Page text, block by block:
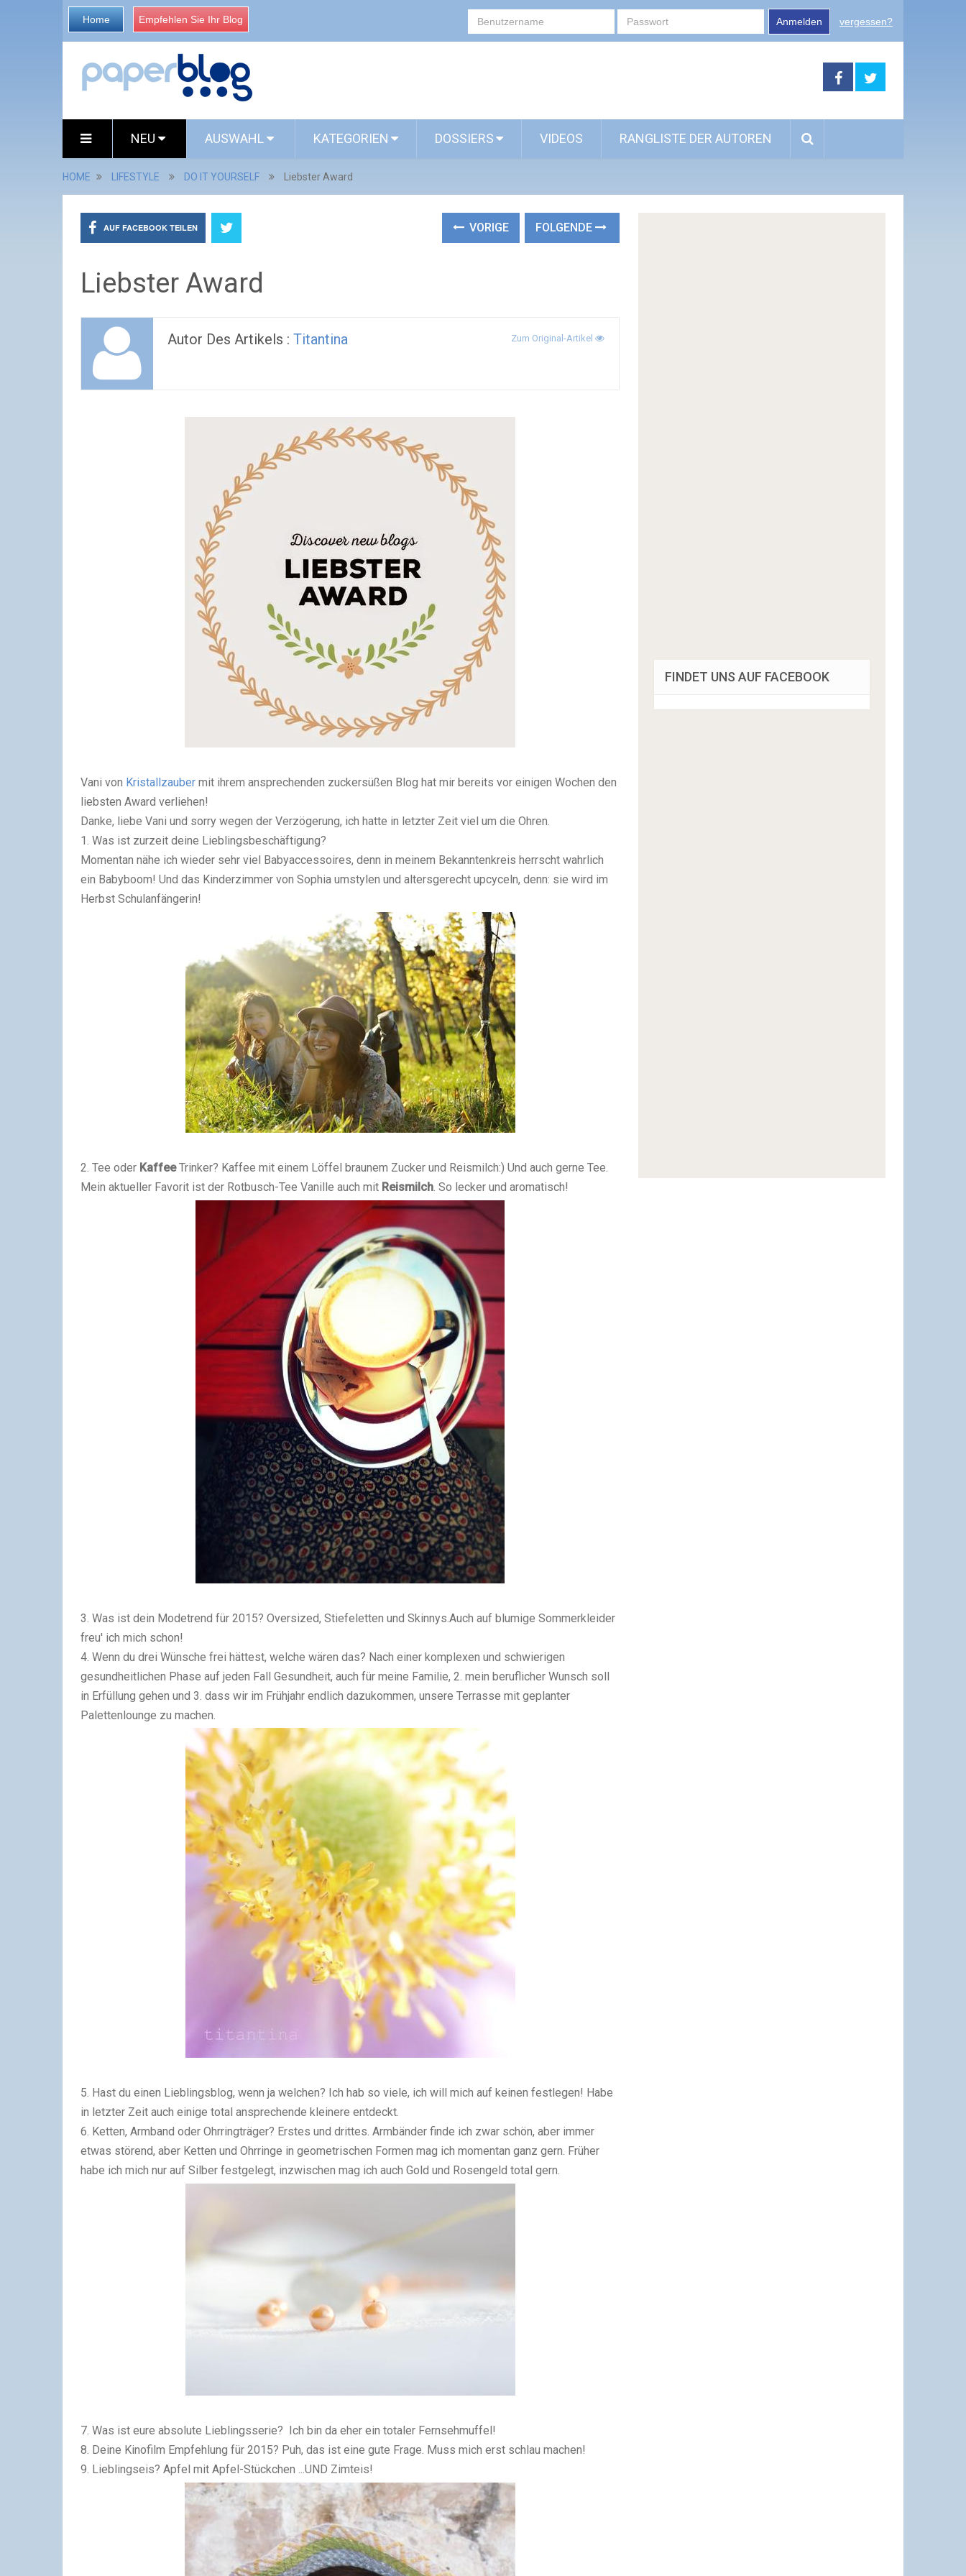
Home Empfehlen Sie Ihr Blog Anmelden vergessen?
NEU AUSWAHL KATEGORIEN DOSSIERS VIDEOS RANGLISTE DER AUTOREN
HOME LIFESTYLE DO IT YOURSELF Liebster Award
AUF FACEBOOK TEILEN VORIGE FOLGENDE
Liebster Award
Autor Des Artikels : Titantina Zum Original-Artikel
Vani von Kristallzauber mit ihrem ansprechenden zuckersüßen Blog hat mir bereits vor einigen Wochen den
liebsten Award verliehen!
Danke, liebe Vani und sorry wegen der Verzögerung, ich hatte in letzter Zeit viel um die Ohren.
1. Was ist zurzeit deine Lieblingsbeschäftigung?
Momentan nähe ich wieder sehr viel Babyaccessoires, denn in meinem Bekanntenkreis herrscht wahrlich
ein Babyboom! Und das Kinderzimmer von Sophia umstylen und altersgerecht upcyceln, denn: sie wird im
Herbst Schulanfängerin!
2. Tee oder KaffeeTrinker? Kaffee mit einem Löffel braunem Zucker und Reismilch:) Und auch gerne Tee.
Mein aktueller Favorit ist der Rotbusch-Tee Vanille auch mit Reismilch . So lecker und aromatisch!
3. Was ist dein Modetrend für 2015? Oversized, Stiefeletten und Skinnys.Auch auf blumige Sommerkleider
freu' ich mich schon!
4. Wenn du drei Wünsche frei hättest, welche wären das? Nach einer komplexen und schwierigen
gesundheitlichen Phase auf jeden Fall Gesundheit, auch für meine Familie, 2. mein beruflicher Wunsch soll
in Erfüllung gehen und 3. dass wir im Frühjahr endlich dazukommen, unsere Terrasse mit geplanter
Palettenlounge zu machen.
5. Hast du einen Lieblingsblog, wenn ja welchen? Ich hab so viele, ich will mich auf keinen festlegen! Habe
in letzter Zeit auch einige total ansprechende kleinere entdeckt.
6. Ketten, Armband oder Ohrringträger? Erstes und drittes. Armbänder finde ich zwar schön, aber immer
etwas störend, aber Ketten und Ohrringe in geometrischen Formen mag ich momentan ganz gern. Früher
habe ich mich nur auf Silber festgelegt, inzwischen mag ich auch Gold und Rosengeld total gern.
7. Was ist eure absolute Lieblingsserie? Ich bin da eher ein totaler Fernsehmuffel!
8. Deine Kinofilm Empfehlung für 2015? Puh, das ist eine gute Frage. Muss mich erst schlau machen!
9. Lieblingseis? Apfel mit Apfel-Stückchen ...UND Zimteis!
FINDET UNS AUF FACEBOOK